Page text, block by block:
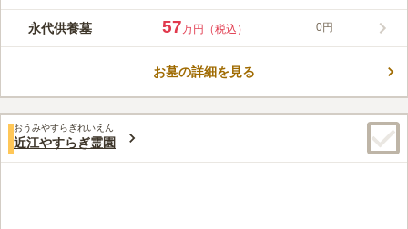
駐車場を完備していているので、車でお参りに行くこともできま
す。 年間管理費用は3年分先払いで、維持費は年間管理費用以外
墓の維持コストを軽減することができます。
みんなの評価
3.4 口コミ1件
60代男性
最寄駅から車で15分とかからずに行けるのはとても便利だとおも
いますし特に不満な点はありませんね。近くには食事処もあるので便利で
す。
永代供養墓 57万円（税込） 0円
お墓の詳細を見る
おうみやすらぎれいえん
近江やすらぎ霊園